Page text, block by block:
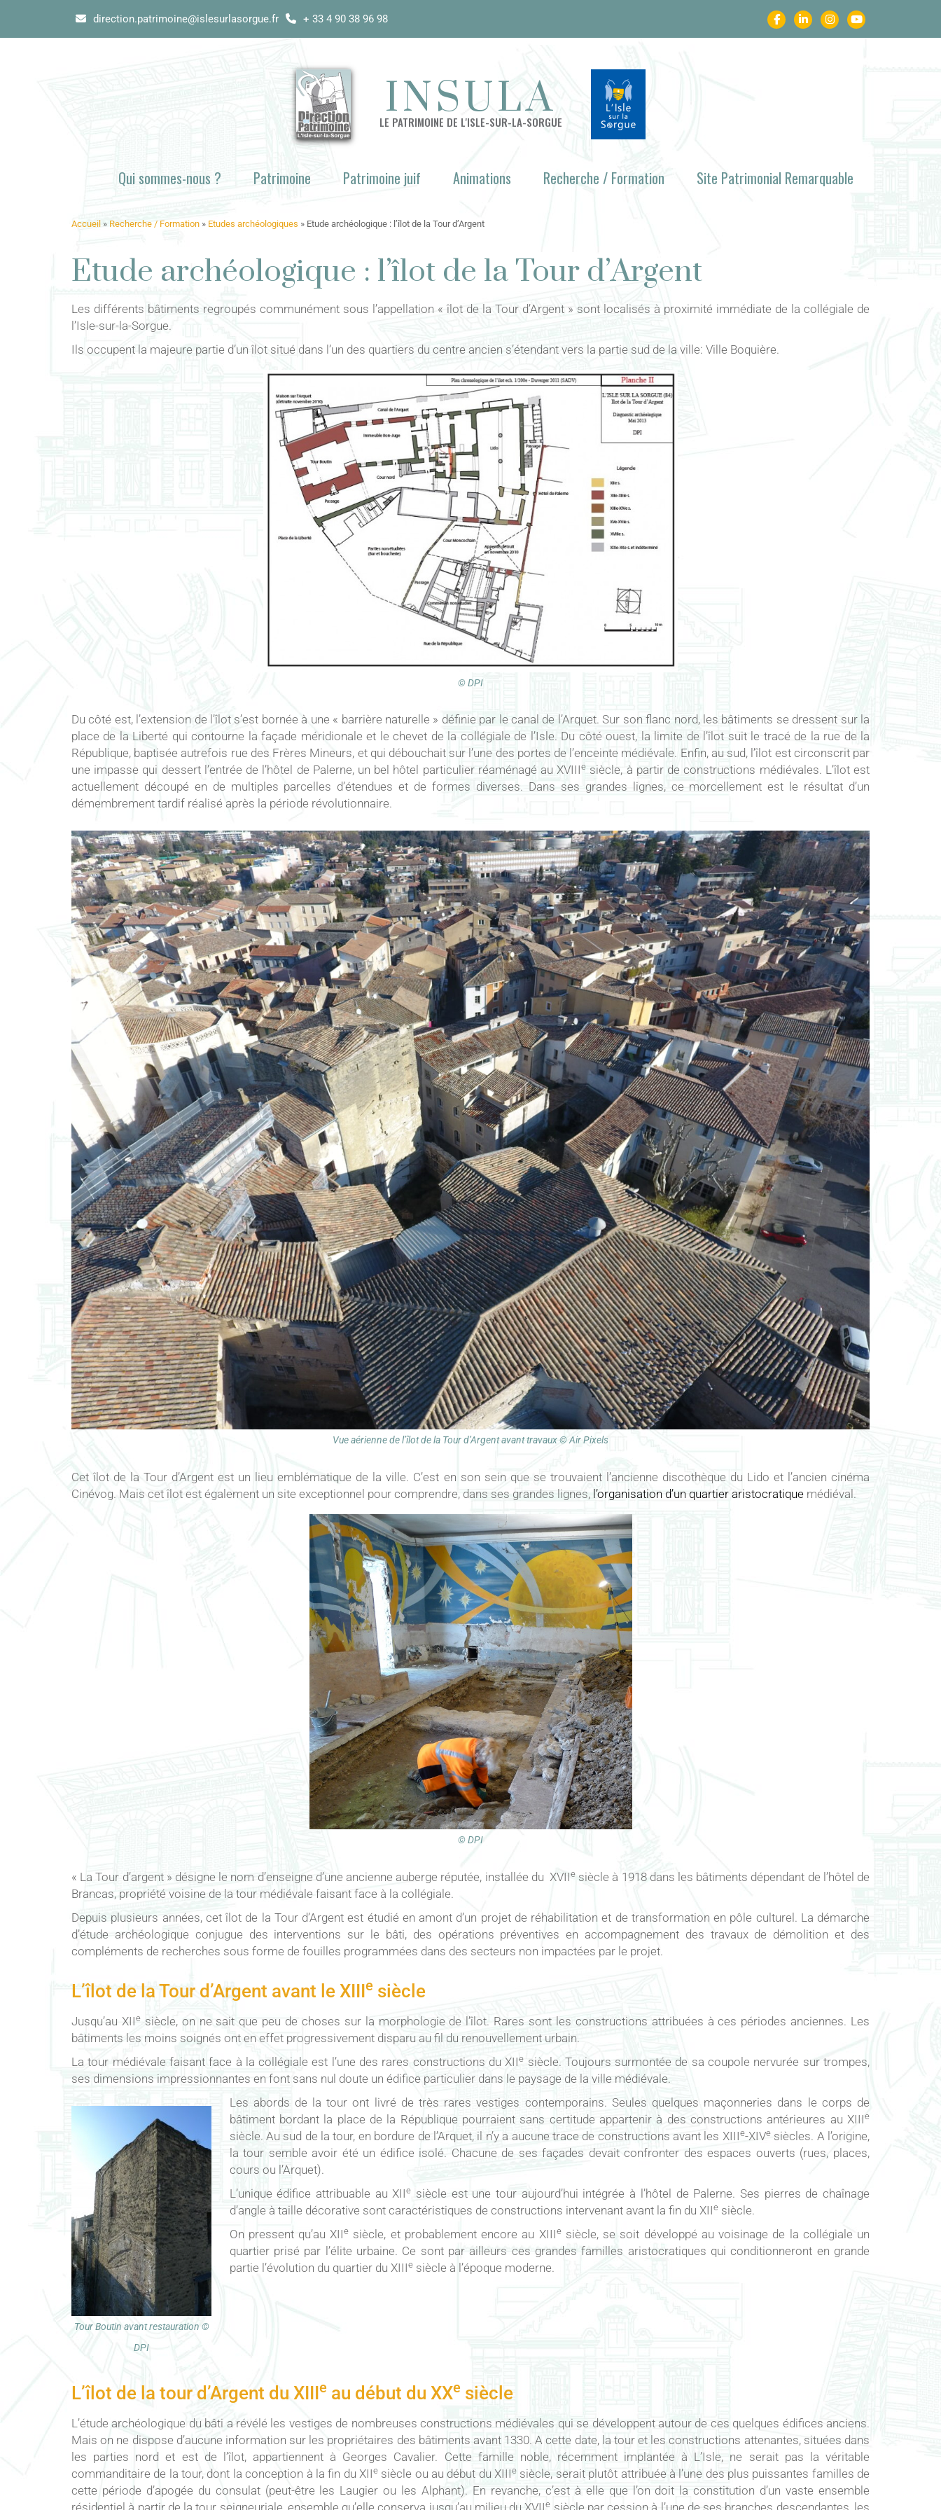
direction.patrimoine@islesurlasorgue.fr + 33 4 90 38 96 98
INSULA
LE PATRIMOINE DE L'ISLE-SUR-LA-SORGUE
Qui sommes-nous ? Patrimoine Patrimoine juif Animations Recherche / Formation Site Patrimonial Remarquable
Accueil » Recherche / Formation » Etudes archéologiques » Etude archéologique : l’îlot de la Tour d’Argent
Etude archéologique : l’îlot de la Tour d’Argent
Les différents bâtiments regroupés communément sous l’appellation « îlot de la Tour d’Argent » sont localisés à proximité immédiate de la collégiale de
l’Isle-sur-la-Sorgue.
Ils occupent la majeure partie d’un îlot situé dans l’un des quartiers du centre ancien s’étendant vers la partie sud de la ville: Ville Boquière.
© DPI
Du côté est, l’extension de l’îlot s’est bornée à une « barrière naturelle » définie par le canal de l’Arquet. Sur son flanc nord, les bâtiments se dressent sur la
place de la Liberté qui contourne la façade méridionale et le chevet de la collégiale de l’Isle. Du côté ouest, la limite de l’îlot suit le tracé de la rue de la
République, baptisée autrefois rue des Frères Mineurs, et qui débouchait sur l’une des portes de l’enceinte médiévale. Enfin, au sud, l’îlot est circonscrit par
une impasse qui dessert l’entrée de l’hôtel de Palerne, un bel hôtel particulier réaménagé au XVIIIe siècle, à partir de constructions médiévales. L’îlot est
actuellement découpé en de multiples parcelles d’étendues et de formes diverses. Dans ses grandes lignes, ce morcellement est le résultat d’un
démembrement tardif réalisé après la période révolutionnaire.
Vue aérienne de l’îlot de la Tour d’Argent avant travaux © Air Pixels
Cet îlot de la Tour d’Argent est un lieu emblématique de la ville. C’est en son sein que se trouvaient l’ancienne discothèque du Lido et l’ancien cinéma
Cinévog. Mais cet îlot est également un site exceptionnel pour comprendre, dans ses grandes lignes, l’organisation d’un quartier aristocratique médiéval.
© DPI
« La Tour d’argent » désigne le nom d’enseigne d’une ancienne auberge réputée, installée du XVIIe siècle à 1918 dans les bâtiments dépendant de l’hôtel de
Brancas, propriété voisine de la tour médiévale faisant face à la collégiale.
Depuis plusieurs années, cet îlot de la Tour d’Argent est étudié en amont d’un projet de réhabilitation et de transformation en pôle culturel. La démarche
d’étude archéologique conjugue des interventions sur le bâti, des opérations préventives en accompagnement des travaux de démolition et des
compléments de recherches sous forme de fouilles programmées dans des secteurs non impactées par le projet.
L’îlot de la Tour d’Argent avant le XIIIe siècle
Jusqu’au XIIesiècle, on ne sait que peu de choses sur la morphologie de l’îlot. Rares sont les constructions attribuées à ces périodes anciennes. Les
bâtiments les moins soignés ont en effet progressivement disparu au fil du renouvellement urbain.
La tour médiévale faisant face à la collégiale est l’une des rares constructions du XIIe siècle. Toujours surmontée de sa coupole nervurée sur trompes,
ses dimensions impressionnantes en font sans nul doute un édifice particulier dans le paysage de la ville médiévale.
Tour Boutin avant restauration ©
DPI
Les abords de la tour ont livré de très rares vestiges contemporains. Seules quelques maçonneries dans le corps de
bâtiment bordant la place de la République pourraient sans certitude appartenir à des constructions antérieures au XIIIe
siècle. Au sud de la tour, en bordure de l’Arquet, il n’y a aucune trace de constructions avant les XIIIe-XIVesiècles. A l’origine,
la tour semble avoir été un édifice isolé. Chacune de ses façades devait confronter des espaces ouverts (rues, places,
cours ou l’Arquet).
L’unique édifice attribuable au XIIe siècle est une tour aujourd’hui intégrée à l’hôtel de Palerne. Ses pierres de chaînage
d’angle à taille décorative sont caractéristiques de constructions intervenant avant la fin du XIIesiècle.
On pressent qu’au XIIe siècle, et probablement encore au XIIIesiècle, se soit développé au voisinage de la collégiale un
quartier prisé par l’élite urbaine. Ce sont par ailleurs ces grandes familles aristocratiques qui conditionneront en grande
partie l’évolution du quartier du XIIIesiècle à l’époque moderne.
L’îlot de la tour d’Argent du XIIIe au début du XXe siècle
L’étude archéologique du bâti a révélé les vestiges de nombreuses constructions médiévales qui se développent autour de ces quelques édifices anciens.
Mais on ne dispose d’aucune information sur les propriétaires des bâtiments avant 1330. A cette date, la tour et les constructions attenantes, situées dans
les parties nord et est de l’îlot, appartiennent à Georges Cavalier. Cette famille noble, récemment implantée à L’Isle, ne serait pas la véritable
commanditaire de la tour, dont la conception à la fin du XIIesiècle ou au début du XIIIe siècle, serait plutôt attribuée à l’une des plus puissantes familles de
cette période d’apogée du consulat (peut-être les Laugier ou les Alphant). En revanche, c’est à elle que l’on doit la constitution d’un vaste ensemble
résidentiel à partir de la tour seigneuriale, ensemble qu’elle conserva jusqu’au milieu du XVIIe siècle par cession à l’une de ses branches descendantes, les